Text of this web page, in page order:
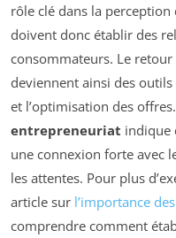
rôle clé dans la
doivent donc établir des
consommateurs. Le retour
deviennent ainsi des
et l’optimisation des
entrepreneuriat indique
une connexion forte avec
les attentes. Pour plus
article sur l’importance
comprendre comment